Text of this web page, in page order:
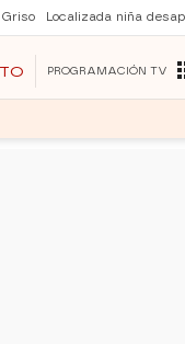
Localizada niña
PROGRAMACIÓN TV